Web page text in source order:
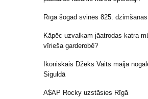
Rīga šogad svinēs 825.
Kāpēc uzvalkam jāatrodas katra
vīrieša garderobē?
Ikoniskais Džeks Vaits maija
Siguldā
A$AP Rocky uzstāsies Rīgā